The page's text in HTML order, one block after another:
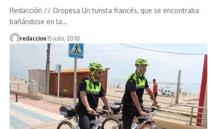
Redacción // Oropesa Un turista francés, que se encontraba
bañándose en la…
redaccion15 julio, 2018